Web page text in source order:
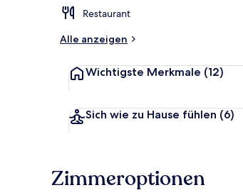
Restaurant
Alle anzeigen
Wichtigste Merkmale (12)
Sich wie zu Hause fühlen (6)
Zimmeroptionen